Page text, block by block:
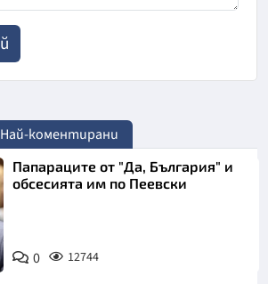
Най-коментирани
Папараците от "Да, България" и
обсесията им по Пеевски
0 12744